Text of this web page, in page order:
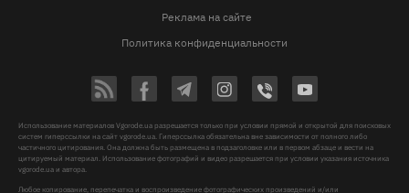
Реклама на сайте
Политика конфиденциальности
Использование материалов Vgorode.ua разрешается только при условии прямой и открытой для поисковых
систем гиперссылки на сайт vgorode.ua. Гиперссылка обязательна вне зависимости от полного либо
частичного цитирования. Она должна быть размещена в подзаголовке или в первом абзаце и вести на
цитируемый материал. Использование фотографий и видео разрешается при условии указания источника
vgorode.ua и автора.
Любое копирование, перепечатка и воспроизведение фотографических произведений и/или